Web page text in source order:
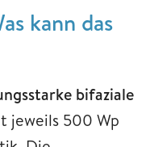
kann das
bifaziale
jeweils 500 Wp